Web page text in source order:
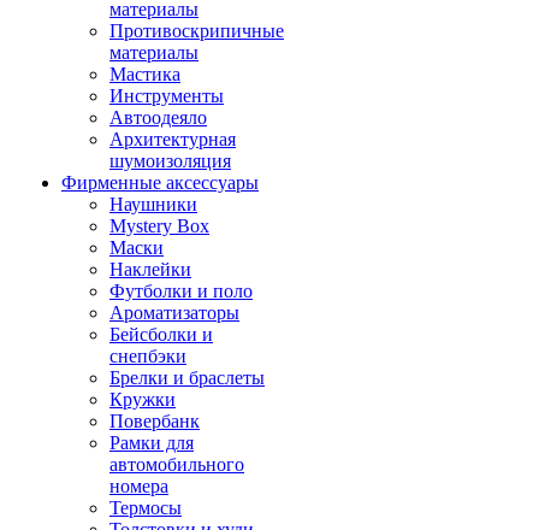
материалы
Противоскрипичные
материалы
Мастика
Инструменты
Автоодеяло
Архитектурная
шумоизоляция
Фирменные аксессуары
Наушники
Mystery Box
Маски
Наклейки
Футболки и поло
Ароматизаторы
Бейсболки и
снепбэки
Брелки и браслеты
Кружки
Повербанк
Рамки для
автомобильного
номера
Термосы